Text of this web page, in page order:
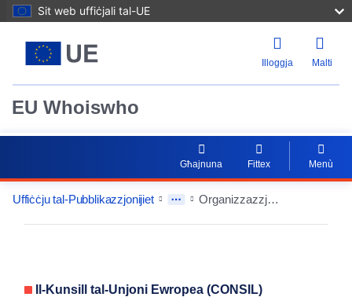
Sit web uffiċjali tal-UE
Illoggja Malti
EU Whoiswho
Għajnuna Fittex Menù
Uffiċċju tal-Pubblikazzjonijiet Organizzazzjoni
Il-Kunsill tal-Unjoni Ewropea (CONSIL)